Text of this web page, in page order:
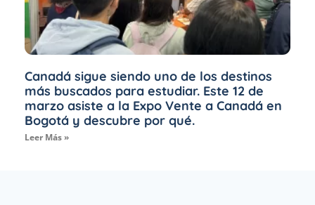
Canadá sigue siendo uno de los destinos
más buscados para estudiar. Este 12 de
marzo asiste a la Expo Vente a Canadá en
Bogotá y descubre por qué.
Leer Más »